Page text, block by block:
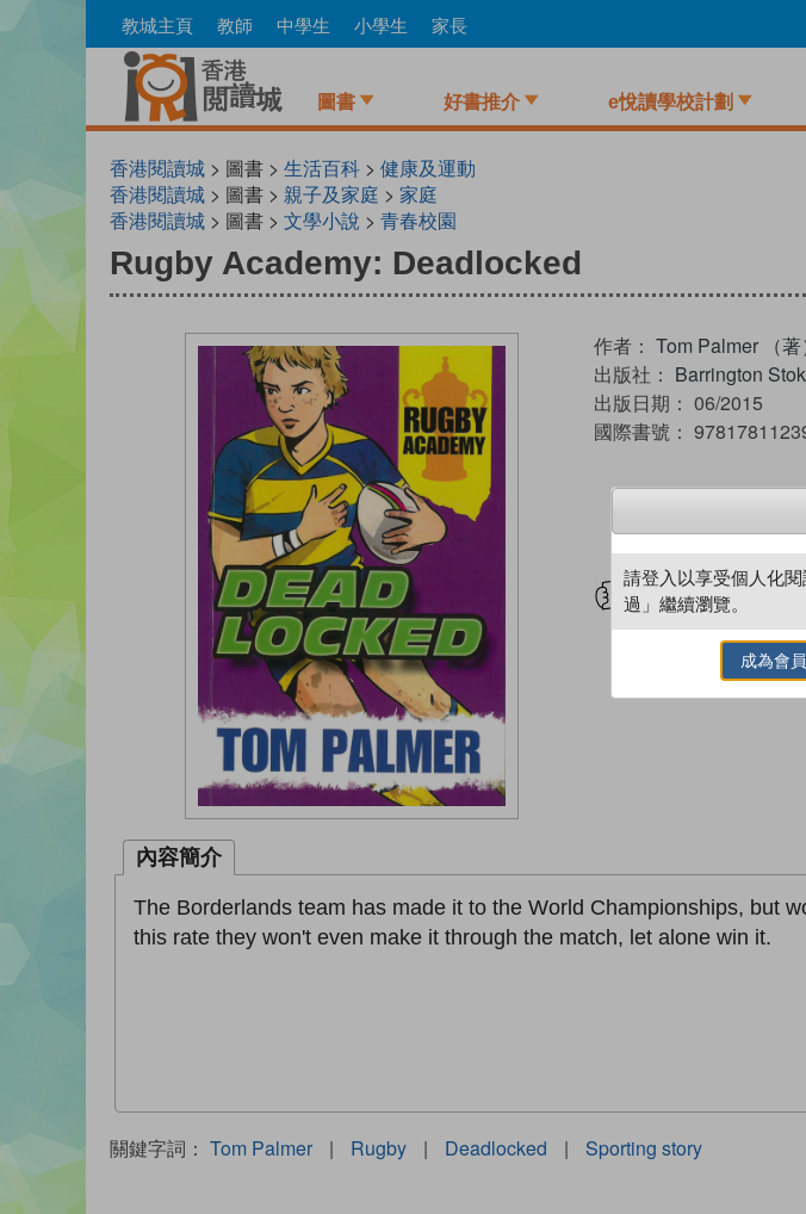
to
教城主頁 教師 中學生 小學生 家長
圖書 好書推介 e悅讀學校計劃
香港閱讀城 > 圖書 > 生活百科 > 健康及運動
香港閱讀城 > 圖書 > 親子及家庭 > 家庭
香港閱讀城 > 圖書 > 文學小說 > 青春校園
Rugby Academy: Deadlocked
作者： Tom Palmer （著
出版社： Barrington
出版日期： 06/2015
國際書號：
試閲
內容簡介
The Borderlands team has made it to the World Championships, but
this rate they won't even make it through the match, let alone win it.
關鍵字詞： Tom Palmer | Rugby | Deadlocked | Sporting story
請登入以享受個人化
過」繼續瀏覽。
成為會員